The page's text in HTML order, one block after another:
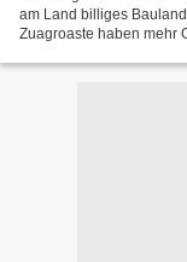
am Land billiges
Zuagroaste haben mehr